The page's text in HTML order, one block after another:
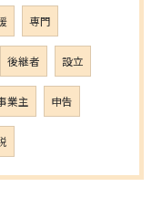
専門
後継者 設立
業主 申告